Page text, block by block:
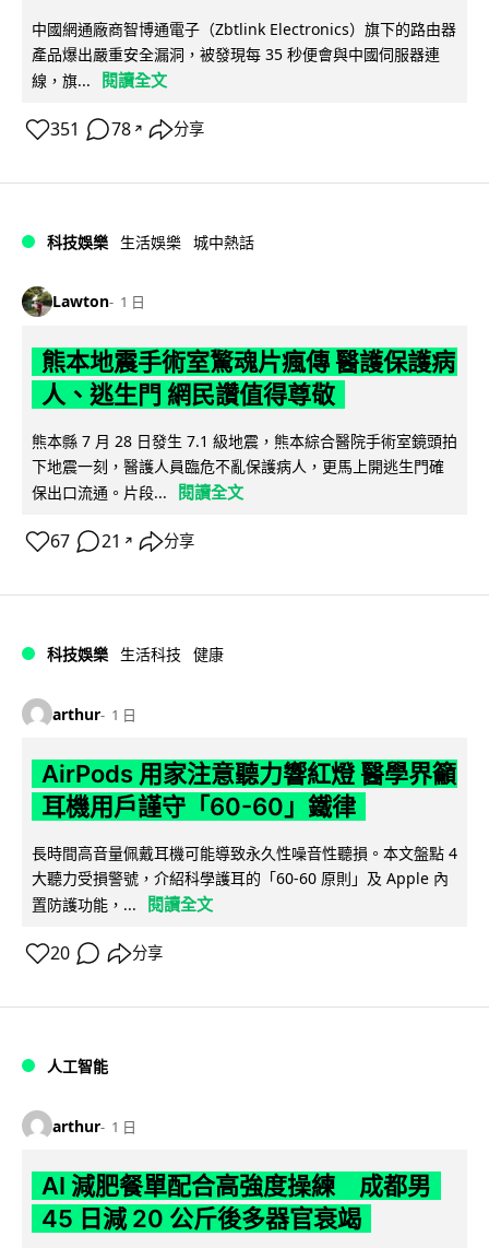
中國網通廠商智博通電子（Zbtlink Electronics）旗下的路由器
產品爆出嚴重安全漏洞，被發現每 35 秒便會與中國伺服器連
線，旗...
閱讀全文
351 78 ↗ 分享
科技娛樂 生活娛樂 城中熱話
Lawton 1 日
熊本地震手術室驚魂片瘋傳 醫護保護病
人、逃生門 網民讚值得尊敬
熊本縣 7 月 28 日發生 7.1 級地震，熊本綜合醫院手術室鏡頭拍
下地震一刻，醫護人員臨危不亂保護病人，更馬上開逃生門確
保出口流通。片段...
閱讀全文
67 21 ↗ 分享
科技娛樂 生活科技 健康
arthur 1 日
AirPods 用家注意聽力響紅燈 醫學界籲
耳機用戶謹守「60-60」鐵律
長時間高音量佩戴耳機可能導致永久性噪音性聽損。本文盤點 4
大聽力受損警號，介紹科學護耳的「60-60 原則」及 Apple 內
置防護功能，...
閱讀全文
20 分享
人工智能
arthur 1 日
AI 減肥餐單配合高強度操練 成都男
45 日減 20 公斤後多器官衰竭